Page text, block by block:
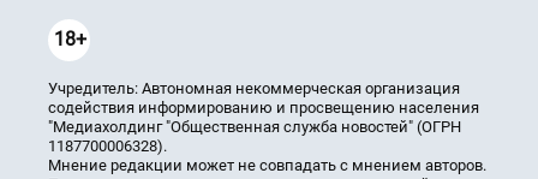
18+
Учредитель: Автономная некоммерческая организация
содействия информированию и просвещению населения
"Медиахолдинг "Общественная служба новостей" (ОГРН
1187700006328).
Мнение редакции может не совпадать с мнением авторов.